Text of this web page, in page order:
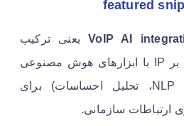
VoIP AIیعنی ترکیب
قابلیت‌های تماس مبتنی بر IP با ابزارهای هوش مصنوعی
(تبدیل گفتار به متن، NLP، تحلیل احساسات) برای
ارتباطات سازمانی.